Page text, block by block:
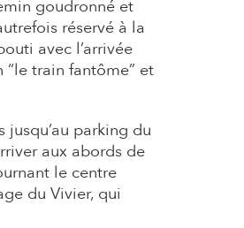
goudronné et
réservé à la
avec l’arrivée
train fantôme” et
parking du
aux abords de
le centre
du Vivier, qui